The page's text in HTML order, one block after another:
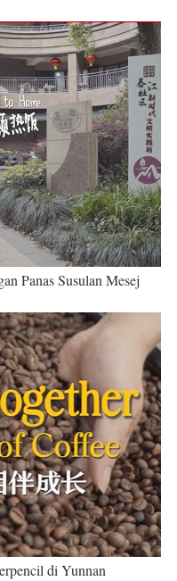
Panas Susulan Mesej
di Yunnan